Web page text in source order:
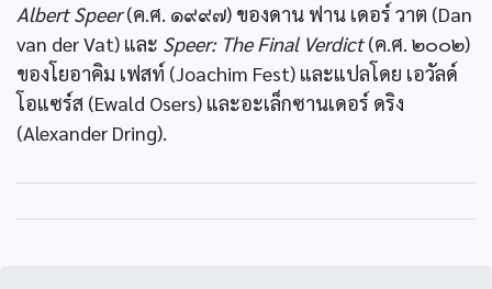
Albert Speer(ค.ศ. ๑๙๙๗) ของดาน ฟาน เดอร์ วาต (Dan
van der Vat) และ Speer: The Final Verdict(ค.ศ. ๒๐๐๒)
ของโยอาคิม เฟสท์ (Joachim Fest) และแปลโดย เอวัลด์
โอแซร์ส (Ewald Osers) และอะเล็กซานเดอร์ ดริง
(Alexander Dring).